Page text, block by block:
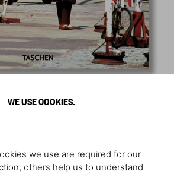
WE USE COOKIES.
we use are required for our
others help us to understand